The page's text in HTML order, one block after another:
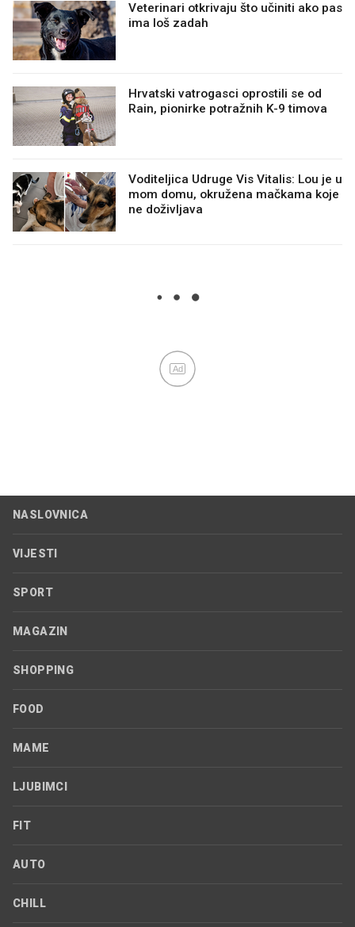
Veterinari otkrivaju što učiniti ako pas
ima loš zadah
Hrvatski vatrogasci oprostili se od
Rain, pionirke potražnih K-9 timova
Voditeljica Udruge Vis Vitalis: Lou je u
mom domu, okružena mačkama koje
ne doživljava
Ad
NASLOVNICA
VIJESTI
SPORT
MAGAZIN
SHOPPING
FOOD
MAME
LJUBIMCI
FIT
AUTO
CHILL